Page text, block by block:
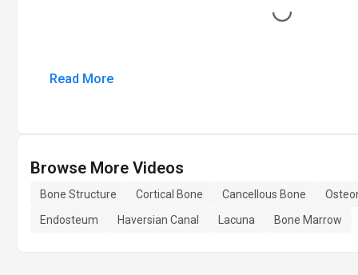
Loading...
Read More
Browse More Videos
Bone Structure Cortical Bone Cancellous Bone
Endosteum
Haversian Canal Lacuna Bone Marrow